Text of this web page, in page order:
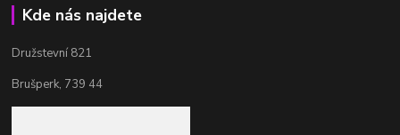
Kde nás najdete
Družstevní 821
Brušperk, 739 44